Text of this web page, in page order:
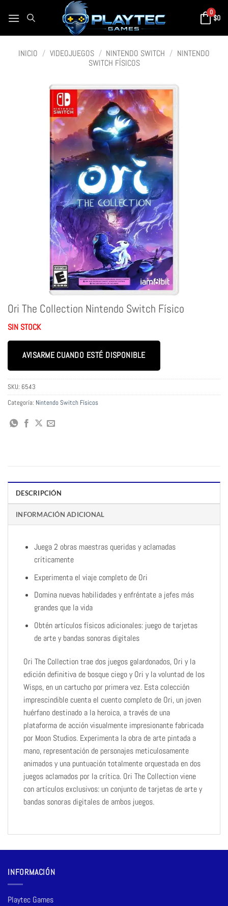
0
$0
INICIO / VIDEOJUEGOS / NINTENDO SWITCH / NINTENDO
SWITCH FÍSICOS
Ori The Collection Nintendo Switch Físico
SIN STOCK
AVISARME CUANDO ESTÉ DISPONIBLE
SKU: 6543
Categoría: Nintendo Switch Físicos
DESCRIPCIÓN
INFORMACIÓN ADICIONAL
Juega 2 obras maestras queridas y aclamadas
críticamente
Experimenta el viaje completo de Ori
Domina nuevas habilidades y enfréntate a jefes más
grandes que la vida
Obtén artículos físicos adicionales: juego de tarjetas
de arte y bandas sonoras digitales
Ori The Collection trae dos juegos galardonados, Ori y la
edición definitiva de bosque ciego y Ori y la voluntad de los
Wisps, en un cartucho por primera vez. Esta colección
imprescindible cuenta el cuento completo de Ori, un joven
huérfano destinado a la heroica, a través de una
plataforma de acción visualmente impresionante fabricada
por Moon Studios. Experimenta la obra de arte pintada a
mano, representación de personajes meticulosamente
animados y una puntuación totalmente orquestada en dos
juegos aclamados por la crítica. Ori The Collection viene
con artículos exclusivos: un conjunto de tarjetas de arte y
bandas sonoras digitales de ambos juegos.
INFORMACIÓN
Playtec Games